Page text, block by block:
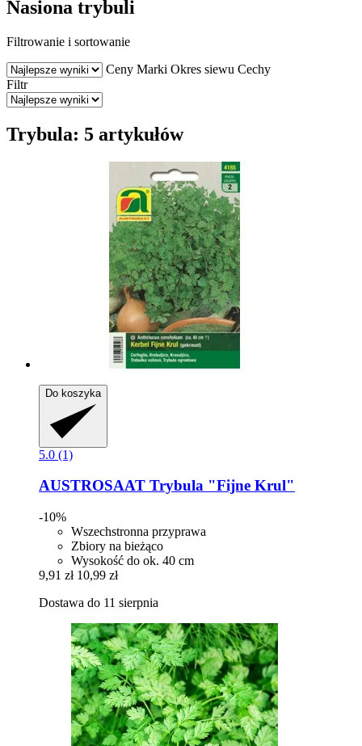
Nasiona trybuli
Filtrowanie i sortowanie
Ceny Marki Okres siewu Cechy
Filtr
Trybula: 5 artykułów
Do koszyka
5.0 (1)
AUSTROSAAT Trybula "Fijne Krul"
-10%
Wszechstronna przyprawa
Zbiory na bieżąco
Wysokość do ok. 40 cm
9,91 zł 10,99 zł
Dostawa do 11 sierpnia